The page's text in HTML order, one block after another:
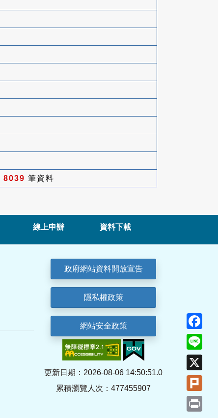
8039 筆資料
線上申辦 資料下載
政府網站資料開放宣告
隱私權政策
網站安全政策
更新日期：2026-08-06 14:50:51.0
累積瀏覽人次：477455907